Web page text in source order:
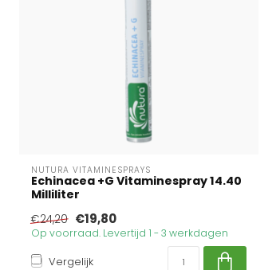
NUTURA VITAMINESPRAYS
Echinacea +G Vitaminespray 14.40
Milliliter
€24,20 €19,80
Op voorraad. Levertijd 1 - 3 werkdagen
Vergelijk